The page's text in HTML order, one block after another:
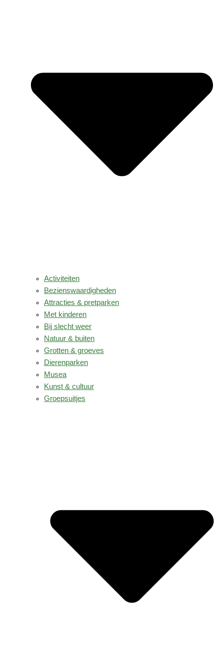
Activiteiten
Bezienswaardigheden
Attracties & pretparken
Met kinderen
Bij slecht weer
Natuur & buiten
Grotten & groeves
Dierenparken
Musea
Kunst & cultuur
Groepsuitjes